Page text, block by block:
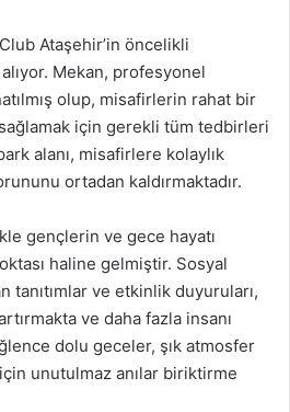
Ataşehir’in öncelikli
Mekan, profesyonel
olup, misafirlerin rahat bir
için gerekli tüm tedbirleri
alanı, misafirlere kolaylık
ortadan kaldırmaktadır.
gençlerin ve gece hayatı
haline gelmiştir. Sosyal
tanıtımlar ve etkinlik duyuruları,
ve daha fazla insanı
dolu geceler, şık atmosfer
unutulmaz anılar biriktirme